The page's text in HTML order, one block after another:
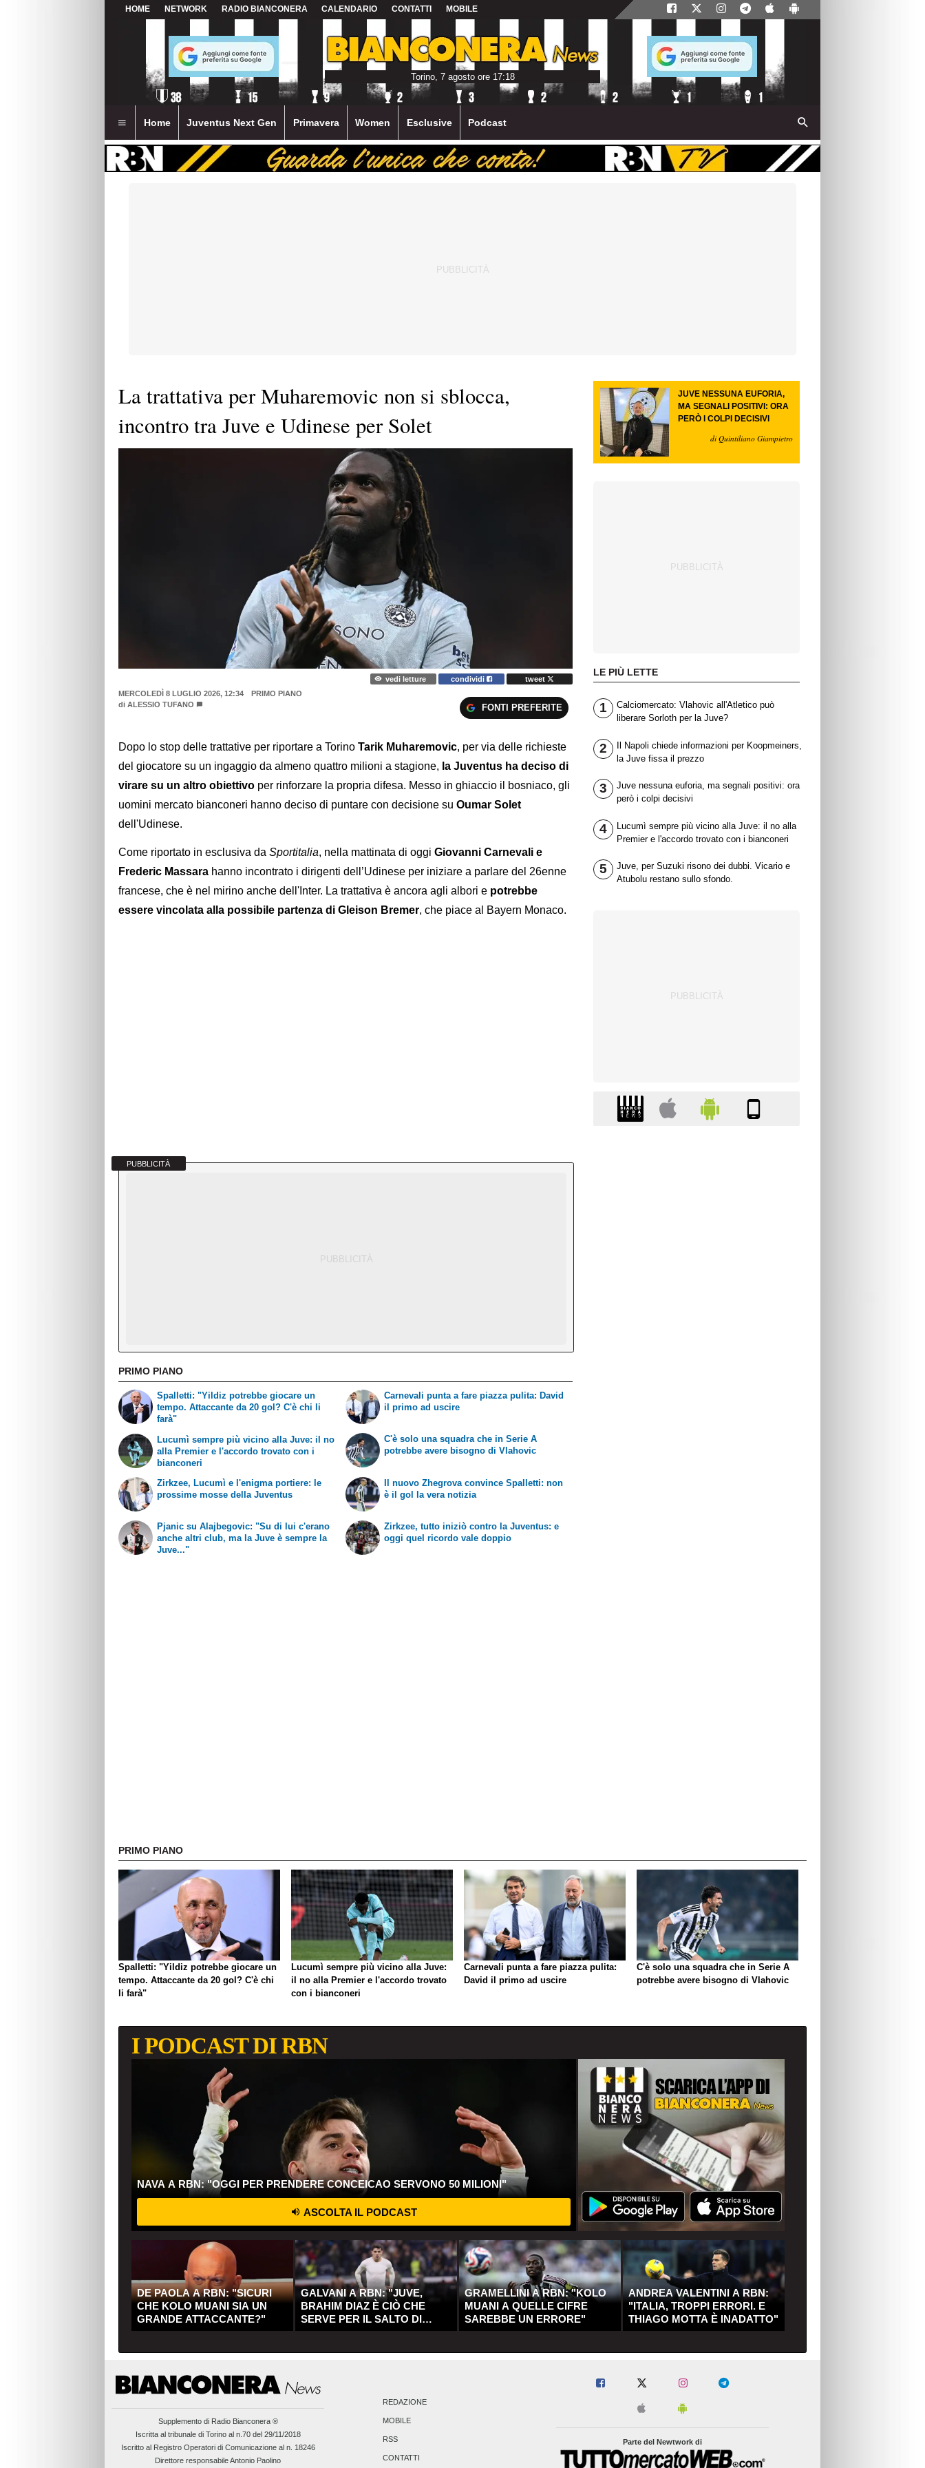
HOME NETWORK RADIO BIANCONERA CALENDARIO CONTATTI MOBILE
Torino, 7 agosto ore 17:18
Home Juventus Next Gen Primavera Women Esclusive Podcast
La trattativa per Muharemovic non si sblocca,
incontro tra Juve e Udinese per Solet
vedi letture condividi
tweet
MERCOLEDÌ 8 LUGLIO 2026, 12:34
PRIMO PIANO
di ALESSIO TUFANO FONTI PREFERITE
Dopo lo stop delle trattative per riportare a Torino Tarik Muharemovic, per via delle richieste
del giocatore su un ingaggio da almeno quattro milioni a stagione, la Juventus ha deciso di
virare su un altro obiettivo per rinforzare la propria difesa. Messo in ghiaccio il bosniaco, gli
uomini mercato bianconeri hanno deciso di puntare con decisione su Oumar Solet
dell'Udinese.
Come riportato in esclusiva da Sportitalia, nella mattinata di oggi Giovanni Carnevali e
Frederic Massara hanno incontrato i dirigenti dell’Udinese per iniziare a parlare del 26enne
francese, che è nel mirino anche dell'Inter. La trattativa è ancora agli albori e potrebbe
essere vincolata alla possibile partenza di Gleison Bremer, che piace al Bayern Monaco.
PUBBLICITÀ
PRIMO PIANO
Spalletti: "Yildiz potrebbe giocare un
tempo. Attaccante da 20 gol? C'è chi li
farà"
Lucumì sempre più vicino alla Juve: il no
alla Premier e l'accordo trovato con i
bianconeri
Carnevali punta a fare piazza pulita: David
il primo ad uscire
C'è solo una squadra che in Serie A
potrebbe avere bisogno di Vlahovic
Zirkzee, Lucumì e l'enigma portiere: le
prossime mosse della Juventus
Pjanic su Alajbegovic: "Su di lui c'erano
anche altri club, ma la Juve è sempre la
Juve..."
Il nuovo Zhegrova convince Spalletti: non
è il gol la vera notizia
Zirkzee, tutto iniziò contro la Juventus: e
oggi quel ricordo vale doppio
JUVE NESSUNA EUFORIA,
MA SEGNALI POSITIVI: ORA
PERÒ I COLPI DECISIVI
di Quintiliano Giampietro
LE PIÙ LETTE
1
Calciomercato: Vlahovic all'Atletico può
liberare Sorloth per la Juve?
2
Il Napoli chiede informazioni per Koopmeiners,
la Juve fissa il prezzo
3
Juve nessuna euforia, ma segnali positivi: ora
però i colpi decisivi
4
Lucumì sempre più vicino alla Juve: il no alla
Premier e l'accordo trovato con i bianconeri
5
Juve, per Suzuki risono dei dubbi. Vicario e
Atubolu restano sullo sfondo.
PRIMO PIANO
Spalletti: "Yildiz potrebbe giocare un
tempo. Attaccante da 20 gol? C'è chi
li farà"
Lucumì sempre più vicino alla Juve:
il no alla Premier e l'accordo trovato
con i bianconeri
Carnevali punta a fare piazza pulita:
David il primo ad uscire
C'è solo una squadra che in Serie A
potrebbe avere bisogno di Vlahovic
I PODCAST DI RBN
NAVA A RBN: "OGGI PER PRENDERE CONCEICAO SERVONO 50 MILIONI"
ASCOLTA IL PODCAST
DE PAOLA A RBN: "SICURI
CHE KOLO MUANI SIA UN
GRANDE ATTACCANTE?"
GALVANI A RBN: "JUVE,
BRAHIM DIAZ È CIÒ CHE
SERVE PER IL SALTO DI
QUALITÀ"
GRAMELLINI A RBN: "KOLO
MUANI A QUELLE CIFRE
SAREBBE UN ERRORE"
ANDREA VALENTINI A RBN:
"ITALIA, TROPPI ERRORI. E
THIAGO MOTTA È INADATTO"
Supplemento di Radio Bianconera ®
Iscritta al tribunale di Torino al n.70 del 29/11/2018
Iscritto al Registro Operatori di Comunicazione al n. 18246
Direttore responsabile Antonio Paolino
REDAZIONE
MOBILE
RSS
CONTATTI
Parte del Newtwork di